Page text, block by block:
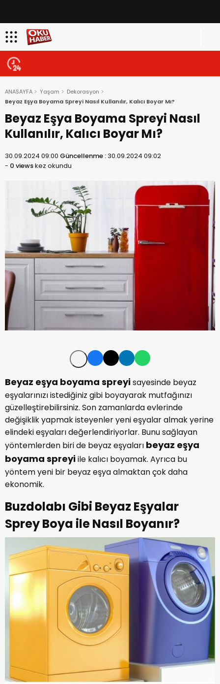
ANASAYFA Yaşam
Dekorasyon
Beyaz Eşya Boyama Spreyi Nasıl Kullanılır, Kalıcı Boyar Mı?
Beyaz Eşya Boyama Spreyi Nasıl
Kullanılır, Kalıcı Boyar Mı?
30.09.2024 09:00 Güncellenme :30.09.2024 09:02
- 0 viewskez okundu
Beyaz eşya boyama spreyisayesinde beyaz
eşyalarınızı istediğiniz gibi boyayarak mutfağınızı
güzelleştirebilirsiniz. Son zamanlarda evlerinde
değişiklik yapmak isteyenler yeni eşyalar almak yerine
elindeki eşyaları değerlendiriyorlar. Bunu sağlayan
yöntemlerden biri de beyaz eşyaları beyaz eşya
boyama spreyiile kalıcı boyamak. Ayrıca bu
yöntem yeni bir beyaz eşya almaktan çok daha
ekonomik.
Buzdolabı Gibi Beyaz Eşyalar
Sprey Boya ile Nasıl Boyanır?